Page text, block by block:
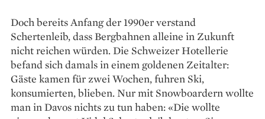
Doch bereits Anfang der 1990er verstand
Schertenleib, dass Bergbahnen alleine in Zukunft
nicht reichen würden. Die Schweizer Hotellerie
befand sich damals in einem goldenen Zeit­alter:
Gäste kamen für zwei Wochen, fuhren Ski,
konsumierten, blieben. Nur mit Snowboardern wollte
man in Davos nichts zu tun haben: «Die wollte